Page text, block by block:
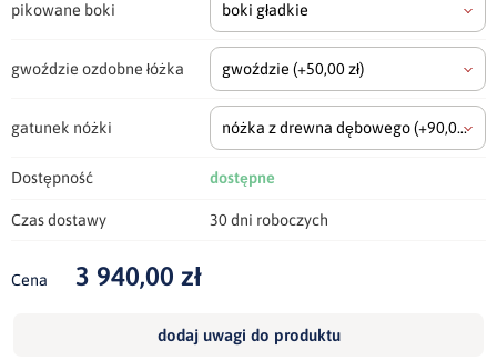
pikowane boki boki gładkie
gwoździe ozdobne łóżka gwoździe (+50,00 zł)
gatunek nóżki nóżka z drewna dębowego(+90,00 zł)
Dostępność dostępne
Czas dostawy 30 dni roboczych
Cena 3 940,00 zł
dodaj uwagi do produktu